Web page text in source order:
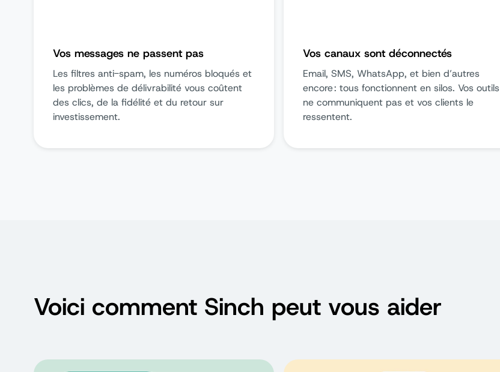
Vos messages ne passent pas
Les filtres anti-spam, les numéros bloqués et
les problèmes de délivrabilité vous coûtent
des clics, de la fidélité et du retour sur
investissement.
Vos canaux sont déconnectés
Email, SMS, WhatsApp, et bien d’autres
encore : tous fonctionnent en silos. Vos outils
ne communiquent pas et vos clients le
ressentent.
Voici comment Sinch peut vous aider